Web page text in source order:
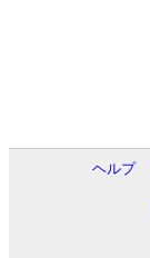
ヘルプ